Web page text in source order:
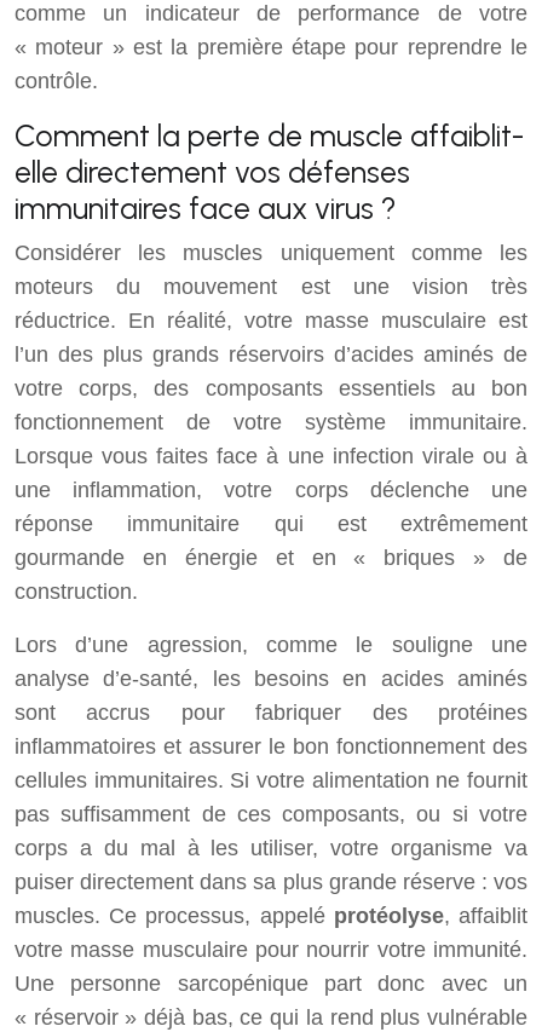
comme un indicateur de performance de votre
« moteur » est la première étape pour reprendre le
contrôle.
Comment la perte de muscle affaiblit-
elle directement vos défenses
immunitaires face aux virus ?
Considérer les muscles uniquement comme les
moteurs du mouvement est une vision très
réductrice. En réalité, votre masse musculaire est
l’un des plus grands réservoirs d’acides aminés de
votre corps, des composants essentiels au bon
fonctionnement de votre système immunitaire.
Lorsque vous faites face à une infection virale ou à
une inflammation, votre corps déclenche une
réponse immunitaire qui est extrêmement
gourmande en énergie et en « briques » de
construction.
Lors d’une agression, comme le souligne une
analyse d’e-santé, les besoins en acides aminés
sont accrus pour fabriquer des protéines
inflammatoires et assurer le bon fonctionnement des
cellules immunitaires. Si votre alimentation ne fournit
pas suffisamment de ces composants, ou si votre
corps a du mal à les utiliser, votre organisme va
puiser directement dans sa plus grande réserve : vos
muscles. Ce processus, appelé protéolyse, affaiblit
votre masse musculaire pour nourrir votre immunité.
Une personne sarcopénique part donc avec un
« réservoir » déjà bas, ce qui la rend plus vulnérable